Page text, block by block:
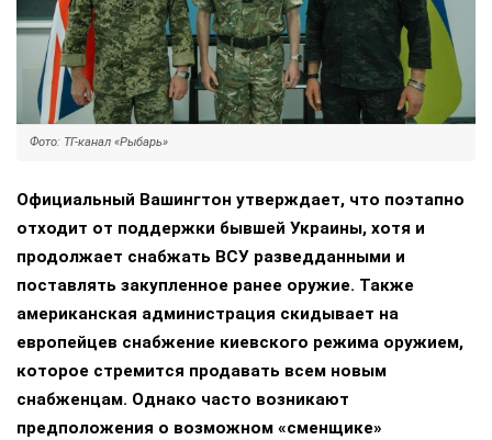
Фото: ТГ-канал «Рыбарь»
Официальный Вашингтон утверждает, что поэтапно
отходит от поддержки бывшей Украины, хотя и
продолжает снабжать ВСУ разведданными и
поставлять закупленное ранее оружие. Также
американская администрация скидывает на
европейцев снабжение киевского режима оружием,
которое стремится продавать всем новым
снабженцам. Однако часто возникают
предположения о возможном «сменщике»